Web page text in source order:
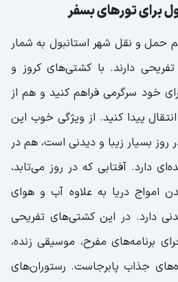
برای تورهای بسفر
و نقل شهر استانبول به شمار
دارند. با کشتی‌های کروز و
خود سرگرمی فراهم کنید و هم از
پیدا کنید. از ویژگی خوب این
بسیار زیبا و دیدنی است، هم در
دارد. آفتابی که در روز می‌تابد،
امواج دریا به علاوه آب و هوای
دارد. در این کشتی‌های تفریحی
برنامه‌های مفرح، موسیقی زنده،
جذاب پابرجاست. رستوران‌های